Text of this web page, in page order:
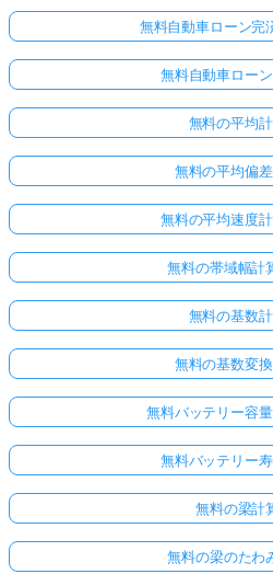
無料自動車ローン完
無料自動車ロー
無料の平均
無料の平均偏
無料の平均速度
無料の帯域幅計
無料の基数
無料の基数変
無料バッテリー容
無料バッテリー
無料の梁計
無料の梁のたわ